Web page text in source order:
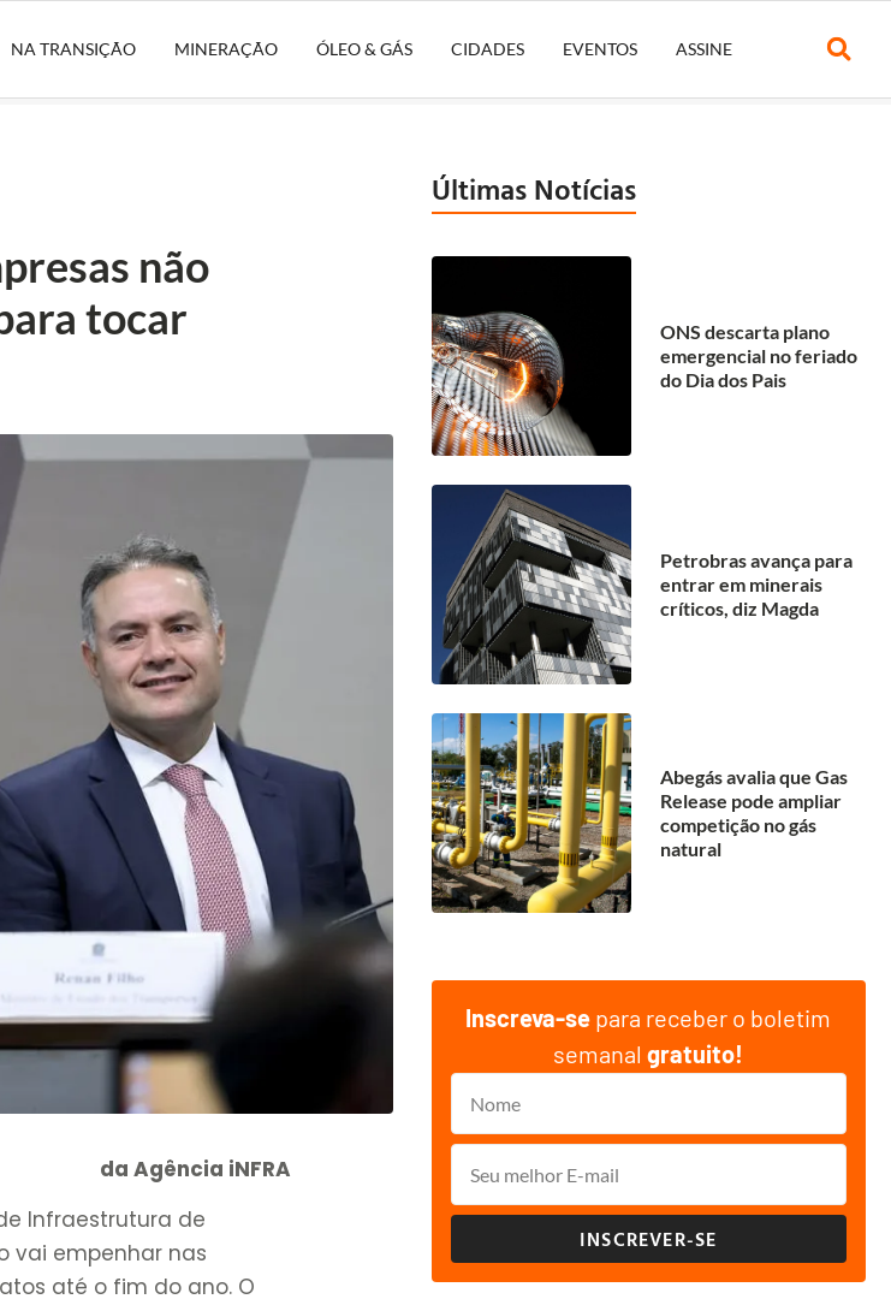
NA TRANSIÇÃO MINERAÇÃO ÓLEO & GÁS CIDADES EVENTOS ASSINE
não
tocar
da Agência iNFRA
Infraestrutura de
vai empenhar nas
até o fim do ano. O
Últimas Notícias
ONS descarta plano
emergencial no feriado
do Dia dos Pais
Petrobras avança para
entrar em minerais
críticos, diz Magda
Abegás avalia que Gas
Release pode ampliar
competição no gás
natural
Inscreva-se para receber o boletim
semanalgratuito!
INSCREVER-SE